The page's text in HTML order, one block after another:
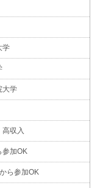
学
大学
高収入
参加OK
ら参加OK